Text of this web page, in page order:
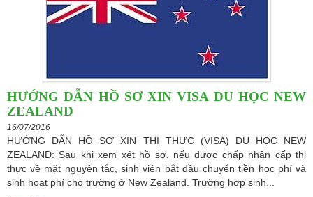
HƯỚNG DẪN HỒ SƠ XIN VISA DU HỌC NEW
ZEALAND
16/07/2016
HƯỚNG DẪN HỒ SƠ XIN THỊ THỰC (VISA) DU HỌC NEW
ZEALAND: Sau khi xem xét hồ sơ, nếu được chấp nhận cấp thị
thực về mặt nguyên tắc, sinh viên bắt đầu chuyển tiền học phí và
sinh hoạt phí cho trường ở New Zealand. Trường hợp sinh...